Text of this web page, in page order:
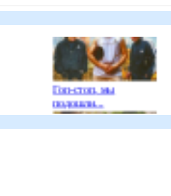
Гоп-стоп, мы
подошли...